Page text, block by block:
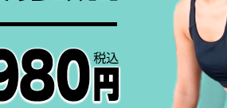
症状を改善するために
赤ちゃんのお世話をしつつ、産後ベル
という声が聞かれます。腰痛や下半身